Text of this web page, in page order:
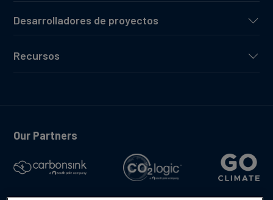
Desarrolladores de proyectos
Recursos
Our Partners